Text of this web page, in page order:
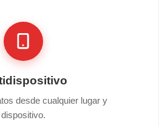
desde cualquier lugar y
dispositivo.